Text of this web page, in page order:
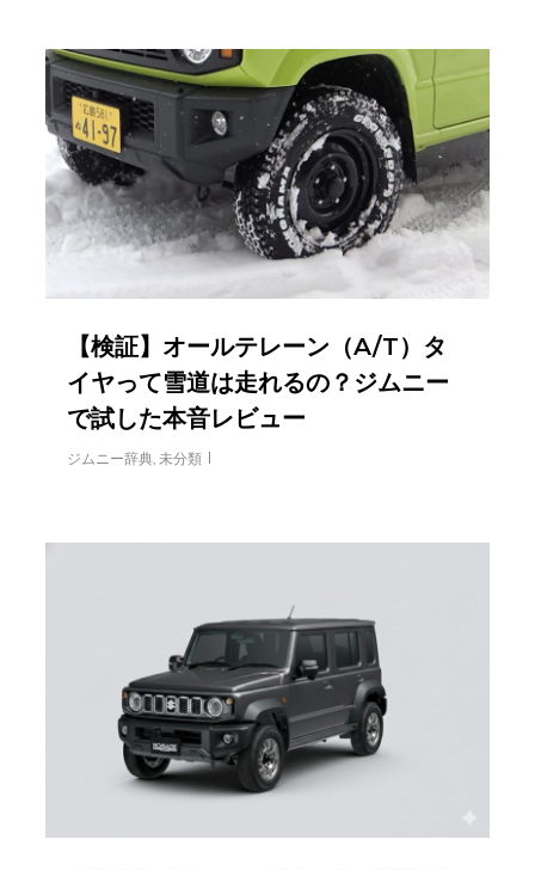
【検証】オールテレーン（A/T）タ
イヤって雪道は走れるの？ジムニー
で試した本音レビュー
ジムニー辞典,未分類